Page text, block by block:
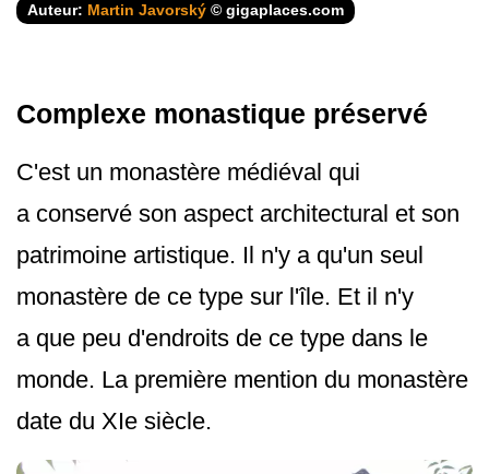
Auteur: Martin Javorský © gigaplaces.com
Complexe monastique préservé
C'est un monastère médiéval qui
a conservé son aspect architectural et son
patrimoine artistique. Il n'y a qu'un seul
monastère de ce type sur l'île. Et il n'y
a que peu d'endroits de ce type dans le
monde. La première mention du monastère
date du XIe siècle.